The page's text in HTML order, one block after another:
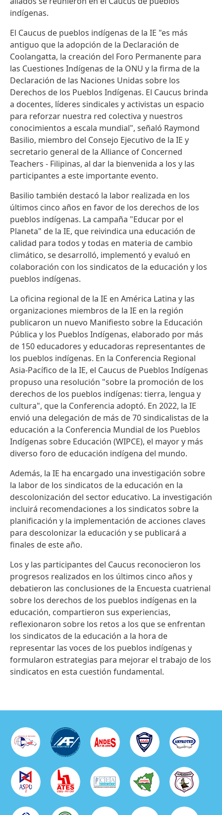
indígenas.
El Caucus de pueblos indígenas de la IE "es más
antiguo que la adopción de la Declaración de
Coolangatta, la creación del Foro Permanente para
las Cuestiones Indígenas de la ONU y la firma de la
Declaración de las Naciones Unidas sobre los
Derechos de los Pueblos Indígenas. El Caucus brinda
a docentes, líderes sindicales y activistas un espacio
para reforzar nuestra red colectiva y nuestros
conocimientos a escala mundial", señaló Raymond
Basilio, miembro del Consejo Ejecutivo de la IE y
secretario general de la Alliance of Concerned
Teachers - Filipinas, al dar la bienvenida a los y las
participantes a este importante evento.
Basilio también destacó la labor realizada en los
últimos cinco años en favor de los derechos de los
pueblos indígenas. La campaña "Educar por el
Planeta" de la IE, que reivindica una educación de
calidad para todos y todas en materia de cambio
climático, se desarrolló, implementó y evaluó en
colaboración con los sindicatos de la educación y los
pueblos indígenas.
La oficina regional de la IE en América Latina y las
organizaciones miembros de la IE en la región
publicaron un nuevo Manifiesto sobre la Educación
Pública y los Pueblos Indígenas, elaborado por más
de 150 educadores y educadoras representantes de
los pueblos indígenas. En la Conferencia Regional
Asia-Pacífico de la IE, el Caucus de Pueblos Indígenas
propuso una resolución "sobre la promoción de los
derechos de los pueblos indígenas: tierra, lengua y
cultura", que la Conferencia adoptó. En 2022, la IE
envió una delegación de más de 70 sindicalistas de la
educación a la Conferencia Mundial de los Pueblos
Indígenas sobre Educación (WIPCE), el mayor y más
diverso foro de educación indígena del mundo.
Además, la IE ha encargado una investigación sobre
la labor de los sindicatos de la educación en la
descolonización del sector educativo. La investigación
incluirá recomendaciones a los sindicatos sobre la
planificación y la implementación de acciones claves
para descolonizar la educación y se publicará a
finales de este año.
Los y las participantes del Caucus reconocieron los
progresos realizados en los últimos cinco años y
debatieron las conclusiones de la Encuesta cuatrienal
sobre los derechos de los pueblos indígenas en la
educación, compartieron sus experiencias,
reflexionaron sobre los retos a los que se enfrentan
los sindicatos de la educación a la hora de
representar las voces de los pueblos indígenas y
formularon estrategias para mejorar el trabajo de los
sindicatos en esta cuestión fundamental.